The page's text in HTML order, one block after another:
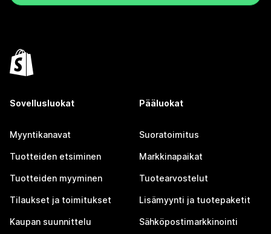
Sovellusluokat
Myyntikanavat
Tuotteiden etsiminen
Tuotteiden myyminen
Tilaukset ja toimitukset
Kaupan suunnittelu
Pääluokat
Suoratoimitus
Markkinapaikat
Tuotearvostelut
Lisämyynti ja tuotepaketit
Sähköpostimarkkinointi